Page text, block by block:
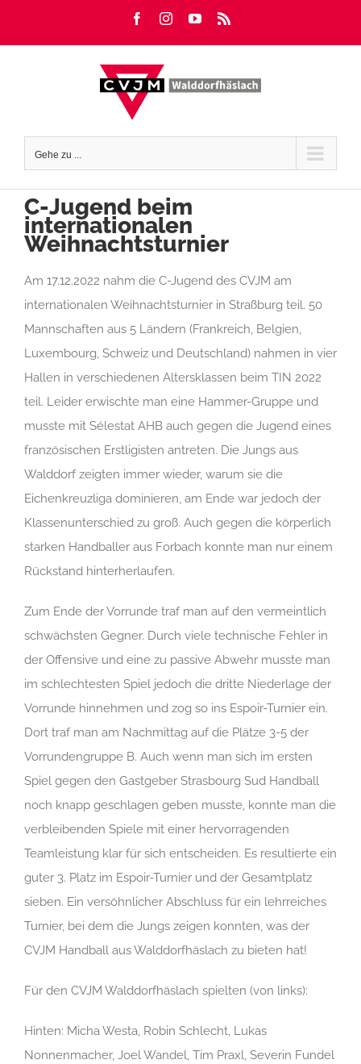
FacebookInstagramYouTube
Gehe zu ...
C-Jugend beim
internationalen
Weihnachtsturnier
Am 17.12.2022 nahm die C-Jugend des CVJM am
internationalen Weihnachtsturnier in Straßburg teil. 50
Mannschaften aus 5 Ländern (Frankreich, Belgien,
Luxembourg, Schweiz und Deutschland) nahmen in vier
Hallen in verschiedenen Altersklassen beim TIN 2022
teil. Leider erwischte man eine Hammer-Gruppe und
musste mit Sélestat AHB auch gegen die Jugend eines
französischen Erstligisten antreten. Die Jungs aus
Walddorf zeigten immer wieder, warum sie die
Eichenkreuzliga dominieren, am Ende war jedoch der
Klassenunterschied zu groß. Auch gegen die körperlich
starken Handballer aus Forbach konnte man nur einem
Rückstand hinterherlaufen.
Zum Ende der Vorrunde traf man auf den vermeintlich
schwächsten Gegner. Durch viele technische Fehler in
der Offensive und eine zu passive Abwehr musste man
im schlechtesten Spiel jedoch die dritte Niederlage der
Vorrunde hinnehmen und zog so ins Espoir-Turnier ein.
Dort traf man am Nachmittag auf die Plätze 3-5 der
Vorrundengruppe B. Auch wenn man sich im ersten
Spiel gegen den Gastgeber Strasbourg Sud Handball
noch knapp geschlagen geben musste, konnte man die
verbleibenden Spiele mit einer hervorragenden
Teamleistung klar für sich entscheiden. Es resultierte ein
guter 3. Platz im Espoir-Turnier und der Gesamtplatz
sieben. Ein versöhnlicher Abschluss für ein lehrreiches
Turnier, bei dem die Jungs zeigen konnten, was der
CVJM Handball aus Walddorfhäslach zu bieten hat!
Für den CVJM Walddorfhäslach spielten (von links):
Hinten: Micha Westa, Robin Schlecht, Lukas
Nonnenmacher, Joel Wandel, Tim Praxl, Severin Fundel